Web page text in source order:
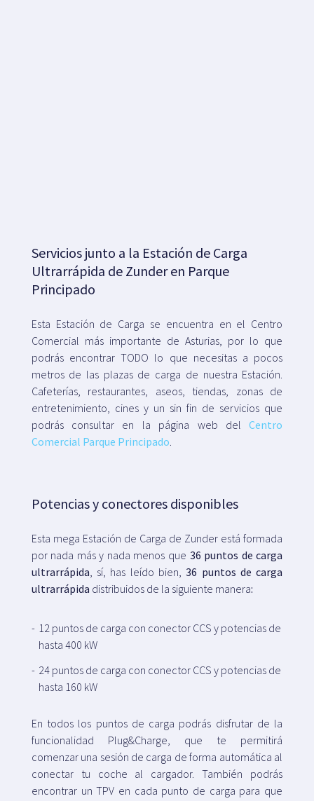
Servicios junto a la Estación de Carga
Ultrarrápida de Zunder en Parque
Principado
Esta Estación de Carga se encuentra en el Centro
Comercial más importante de Asturias, por lo que
podrás encontrar TODO lo que necesitas a pocos
metros de las plazas de carga de nuestra Estación.
Cafeterías, restaurantes, aseos, tiendas, zonas de
entretenimiento, cines y un sin fin de servicios que
podrás consultar en la página web delCentro
Comercial Parque Principado
Potencias y conectores disponibles
Esta mega Estación de Carga de Zunder está formada
por nada más y nada menos que 36 puntos de carga
ultrarrápida , sí, has leído bien,36 puntos de carga
ultrarrápida distribuidos de la siguiente manera:
12 puntos de carga con conector CCS y potencias de
hasta 400 kW
24 puntos de carga con conector CCS y potencias de
hasta 160 kW
En todos los puntos de carga podrás disfrutar de la
funcionalidad Plug&Charge, que te permitirá
comenzar una sesión de carga de forma automática al
conectar tu coche al cargador. También podrás
encontrar un TPV en cada punto de carga para que